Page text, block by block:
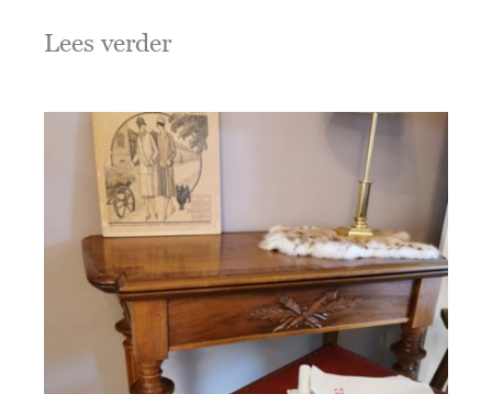
Lees verder